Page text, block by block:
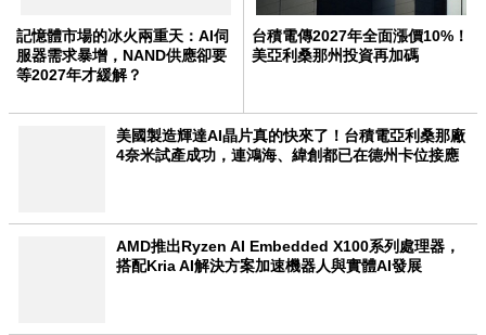
記憶體市場的冰火兩重天：AI伺
服器需求暴增，NAND供應卻要
等2027年才緩解？
台積電傳2027年全面漲價10%！
美亞利桑那州投資再加碼
美國製造輝達AI晶片真的快來了！台積電亞利桑那廠
4奈米試產成功，連鴻海、緯創都已在德州卡位接應
AMD推出Ryzen AI Embedded X100系列處理器，
搭配Kria AI解決方案加速機器人與實體AI發展